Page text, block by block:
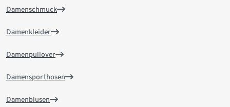
Damenschmuck
Damenkleider
Damenpullover
Damensporthosen
Damenblusen